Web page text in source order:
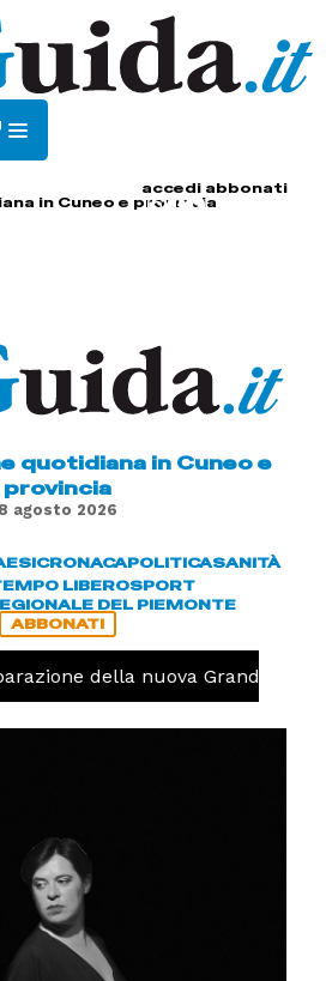
accedi abbonati
in Cuneo e provincia
quotidiana in Cuneo e
provincia
8 agosto 2026
CRONACAPOLITICASANITÀ
LIBEROSPORT
DEL PIEMONTE
ABBONATI
della nuova Granda Volley